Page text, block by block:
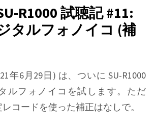
R1000 試聴記 #11:
タルフォノイコ (補
年6月29日) は、ついに SU-R1000
ルフォノイコを試します。ただ
コードを使った補正はなしで。